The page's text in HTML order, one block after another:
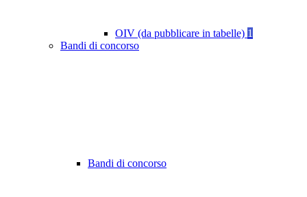
OIV (da pubblicare in tabelle) 1
Bandi di concorso
Bandi di concorso